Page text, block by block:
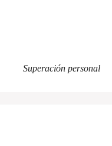
Superación personal